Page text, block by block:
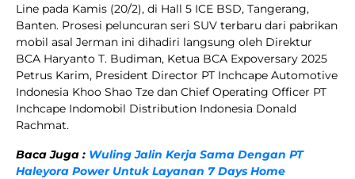
Line pada Kamis (20/2), di Hall 5 ICE BSD, Tangerang,
Banten. Prosesi peluncuran seri SUV terbaru dari pabrikan
mobil asal Jerman ini dihadiri langsung oleh Direktur
BCA Haryanto T. Budiman, Ketua BCA Expoversary 2025
Petrus Karim, President Director PT Inchcape Automotive
Indonesia Khoo Shao Tze dan Chief Operating Officer PT
Inchcape Indomobil Distribution Indonesia Donald
Rachmat.
Baca Juga : Wuling Jalin Kerja Sama Dengan PT
Haleyora Power Untuk Layanan 7 Days Home